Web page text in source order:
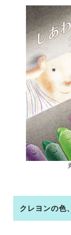
クレヨンの色